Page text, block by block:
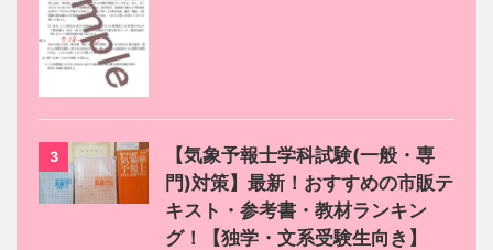
3
【気象予報士学科試験(一般・専
門)対策】最新！おすすめの市販テ
キスト・参考書・教材ランキン
グ！【独学・文系受験生向き】